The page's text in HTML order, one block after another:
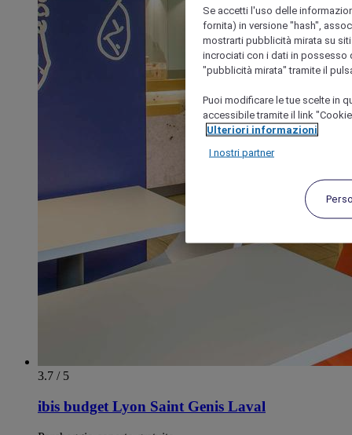
3.7 / 5
ibis budget Lyon Saint Genis Laval
Se accetti l'uso delle
fornita) in versione "hash",
mostrarti pubblicità mirata su
incrociati con i dati in possesso
"pubblicità mirata" tramite il
Puoi modificare le tue scelte in
accessibile tramite il link
Ulteriori informazioni
I nostri partner